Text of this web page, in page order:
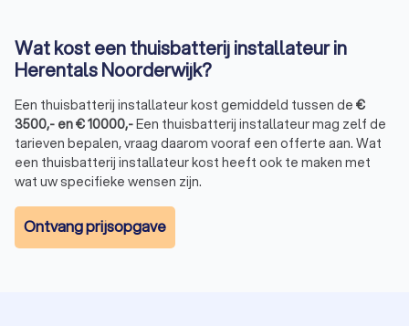
in aanschaf.
Loodzuur:Goedkoper, maar minder efficiënt en een
Waarom uw thuisbatterij laten installeren
door een professionele installateur?
Een thuisbatterij installeren is geen eenvoudige klus. Het is
een technisch proces waarbij verschillende factoren een rol
spelen, zoals de capaciteit van de batterij, de aansluiting op
uw zonnepanelen en het elektrische netwerk van uw woning.
Wat kost een thuisbatterij installateur in
Herentals Noorderwijk?
Een thuisbatterij installateur kost gemiddeld tussen de €
3500,- en€10000,-Een thuisbatterij installateur mag zelf de
tarieven bepalen, vraag daarom vooraf een offerte aan. Wat
een thuisbatterij installateur kost heeft ook te maken met
wat uw specifieke wensen zijn.
Ontvang prijsopgave